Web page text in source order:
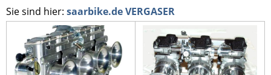
Sie sind hier: saarbike.de VERGASER